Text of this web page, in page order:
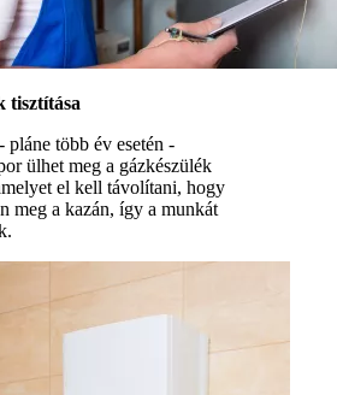
tisztítása
pláne több év esetén -
ülhet meg a gázkészülék
el kell távolítani, hogy
meg a kazán, így a munkát